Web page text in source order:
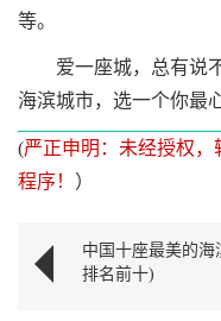
等。
爱一座城，总有说不
海滨城市，选一个你最
(严正申明：未经授权
程序！ ）
中国十座最美的
排名前十)